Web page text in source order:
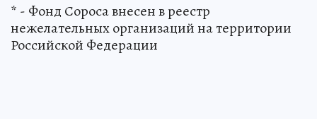
* - Фонд Сороса внесен в реестр
нежелательных организаций на территории
Российской Федерации